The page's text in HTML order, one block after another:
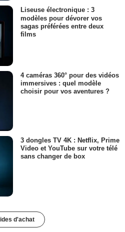
Liseuse électronique : 3
modèles pour dévorer vos
sagas préférées entre deux
films
4 caméras 360° pour des vidéos
immersives : quel modèle
choisir pour vos aventures ?
3 dongles TV 4K : Netflix, Prime
Video et YouTube sur votre télé
sans changer de box
d'achat